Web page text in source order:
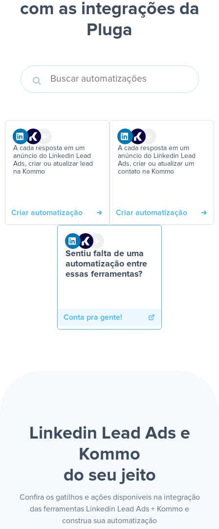
com as integrações da
Pluga
A cada resposta em um
anúncio do Linkedin Lead
Ads, criar ou atualizar lead
na Kommo
Criar automatização
A cada resposta em um
anúncio do Linkedin Lead
Ads, criar ou atualizar um
contato na Kommo
Criar automatização
Sentiu falta de uma
automatização entre
essas ferramentas?
Conta pra gente!
Linkedin Lead Ads e
Kommo
do seu jeito
Confira os gatilhos e ações disponíveis na integração
das ferramentas Linkedin Lead Ads + Kommo e
construa sua automatização